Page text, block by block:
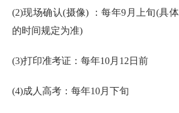
(2)现场确认(摄像) ：每年9月上旬(具
的时间规定为准)
(3)打印准考证：每年10月12日前
(4)成人高考：每年10月下旬